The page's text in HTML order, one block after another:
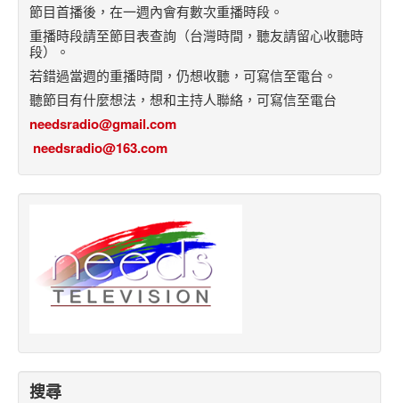
節目首播後，在一週內會有數次重播時段。
重播時段請至節目表查詢（台灣時間，聽友請留心收聽時
段）。
若錯過當週的重播時間，仍想收聽，可寫信至電台。
聽節目有什麼想法，想和主持人聯絡，可寫信至電台
needsradio@gmail.com
needsradio@163.com
搜尋